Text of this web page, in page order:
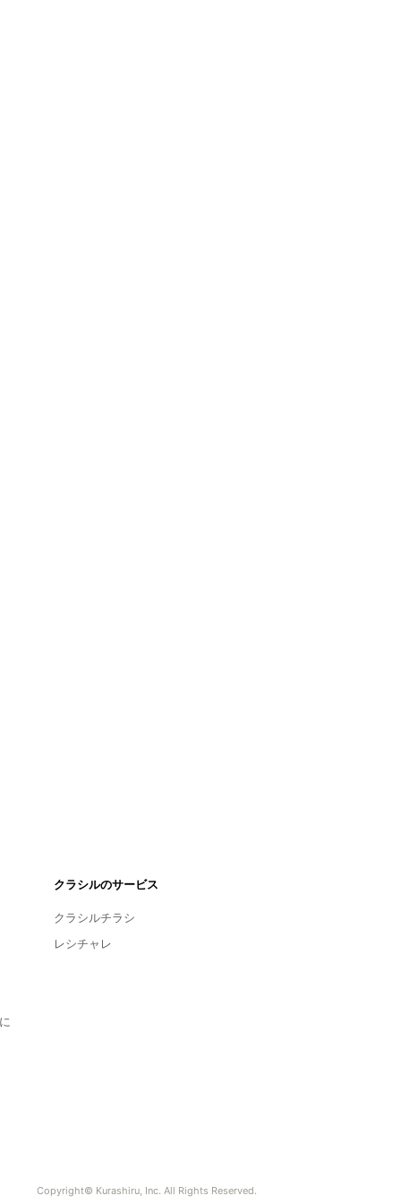
クラシルのサービス
クラシルチラシ
レシチャレ
Copyright© Kurashiru, Inc. All Rights Reserved.